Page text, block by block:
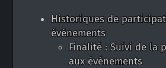
Historiques de
événements
Finalité : Suivi de la
aux événements